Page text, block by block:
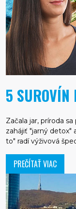
5 SUROVÍN
Začala jar, príroda
zahájiť "jarný detox"
to" radí výživová
PREČÍTAŤ VIAC